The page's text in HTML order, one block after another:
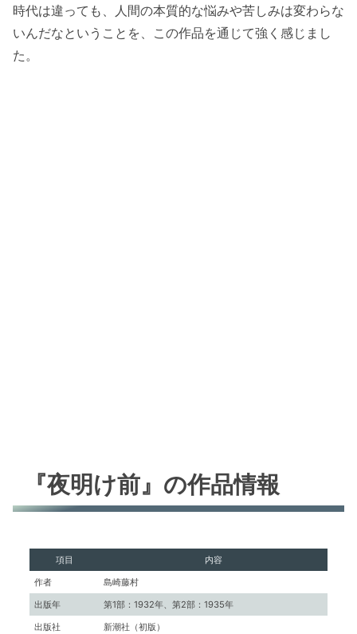
時代は違っても、人間の本質的な悩みや苦しみは変わらな
いんだなということを、この作品を通じて強く感じまし
た。
『夜明け前』の作品情報
項目
内容
作者
島崎藤村
出版年
第1部：1932年、第2部：1935年
出版社
新潮社（初版）